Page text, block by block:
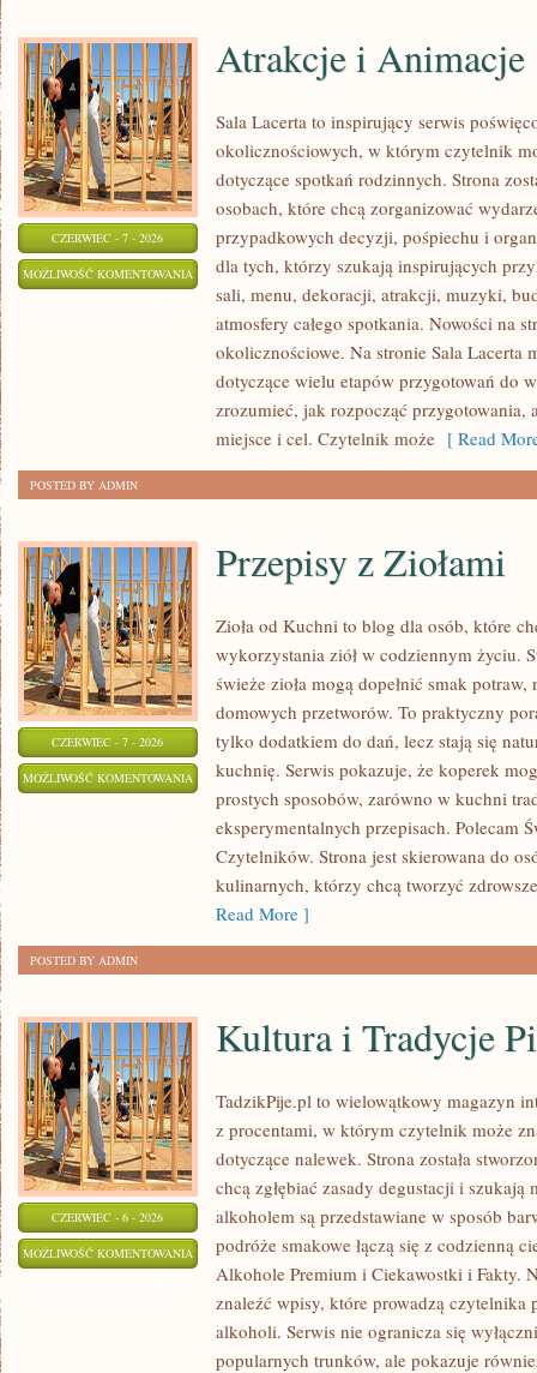
CZERWIEC - 7 - 2026
MOŻLIWOŚĆ KOMENTOWANIA ATRAKCJE
ANIMACJE
Atrakcje i Animacje
Sala Lacerta to inspirujący serwis
okolicznościowych, w którym czytelnik
dotyczące spotkań rodzinnych. Strona
osobach, które chcą zorganizować
przypadkowych decyzji, pośpiechu i
dla tych, którzy szukają inspirujących
sali, menu, dekoracji, atrakcji, muzyki,
atmosfery całego spotkania. Nowości na
okolicznościowe. Na stronie Sala Lacerta
dotyczące wielu etapów przygotowań do
zrozumieć, jak rozpocząć przygotowania,
miejsce i cel. Czytelnik może [ Read
POSTED BY ADMIN
CZERWIEC - 7 - 2026
MOŻLIWOŚĆ KOMENTOWANIA PRZEPISY
ZIOŁAMI
Przepisy z Ziołami
Zioła od Kuchni to blog dla osób, które
wykorzystania ziół w codziennym życiu.
świeże zioła mogą dopełnić smak
domowych przetworów. To praktyczny
tylko dodatkiem do dań, lecz stają się
kuchnię. Serwis pokazuje, że koperek
prostych sposobów, zarówno w kuchni
eksperymentalnych przepisach. Polecam
Czytelników. Strona jest skierowana do
kulinarnych, którzy chcą tworzyć
Read More ]
POSTED BY ADMIN
CZERWIEC - 6 - 2026
MOŻLIWOŚĆ KOMENTOWANIA KULTURA
TRADYCJE
PICIE
Kultura i Tradycje
TadzikPije.pl to wielowątkowy magazyn
z procentami, w którym czytelnik może
dotyczące nalewek. Strona została
chcą zgłębiać zasady degustacji i
alkoholem są przedstawiane w sposób
podróże smakowe łączą się z codzienną
Alkohole Premium i Ciekawostki i Fakty.
znaleźć wpisy, które prowadzą czytelnika
alkoholi. Serwis nie ogranicza się
popularnych trunków, ale pokazuje